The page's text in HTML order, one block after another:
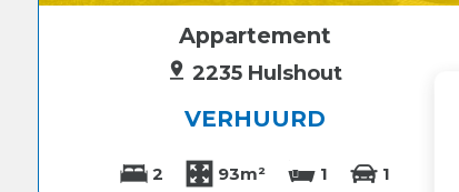
Appartement
2235 Hulshout
VERHUURD
2 93m² 1 1